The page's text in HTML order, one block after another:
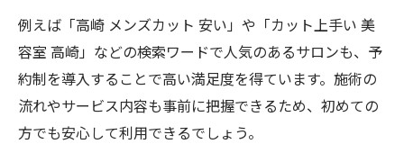
例えば「高崎 メンズカット 安い」や「カット上手い 美
容室 高崎」などの検索ワードで人気のあるサロンも、予
約制を導入することで高い満足度を得ています。施術の
流れやサービス内容も事前に把握できるため、初めての
方でも安心して利用できるでしょう。